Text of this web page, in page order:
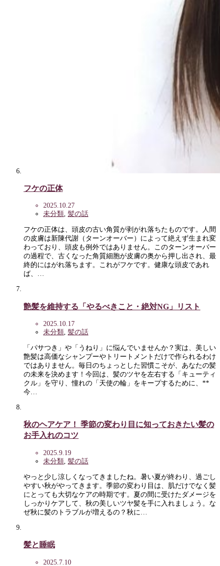
フケの正体
2025.10.27
未分類, 髪の話
フケの正体は、頭皮の古い角質が剥がれ落ちたものです。人間
の皮膚は新陳代謝（ターンオーバー）によって絶えず生まれ変
わっており、頭皮も例外ではありません。このターンオーバー
の過程で、古くなった角質細胞が皮膚の奥から押し出され、最
終的にはがれ落ちます。これがフケです。健康な頭皮であれ
ば、…
艶髪を維持する「やるべきこと・絶対NG」リスト
2025.10.17
未分類, 髪の話
「パサつき」や「うねり」に悩んでいませんか？実は、美しい
艶髪は高価なシャンプーやトリートメントだけで作られるわけ
ではありません。毎日のちょっとした習慣こそが、あなたの髪
の未来を決めます！今回は、髪のツヤを左右する「キューティ
クル」を守り、憧れの「天使の輪」をキープするために、**
今…
秋のヘアケア！ 季節の変わり目に知っておきたい髪の
お手入れのコツ
2025.9.19
未分類 髪の話
やっと少し涼しくなってきましたね。暑い夏が終わり、過ごし
やすい秋がやってきます。季節の変わり目は、肌だけでなく髪
にとっても大切なケアの時期です。夏の間に受けたダメージを
しっかりケアして、秋の美しいツヤ髪を手に入れましょう。な
ぜ秋に髪のトラブルが増えるの？秋に…
髪と睡眠
2025.7.10